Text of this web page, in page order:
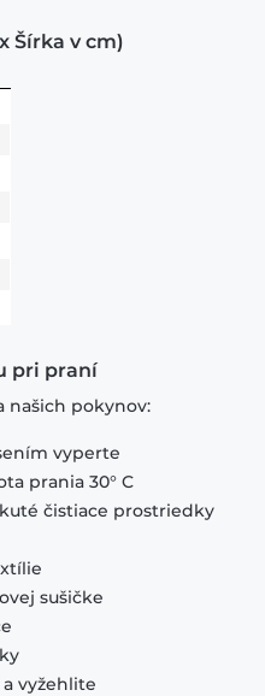
Šírka v cm)
pri praní
našich pokynov:
vyperte
prania 30° C
čistiace prostriedky
sušičke
vyžehlite